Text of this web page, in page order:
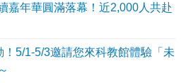
嘉年華圓滿落幕！近2,000人共赴
！5/1-5/3邀請您來科教館體驗「未